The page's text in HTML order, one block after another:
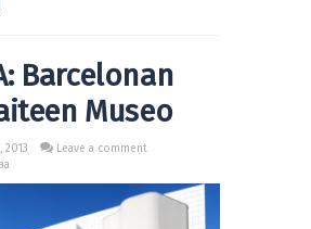
Barcelonan
Museo
2013
Leave a comment